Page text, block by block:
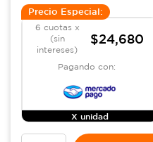
Precio Especial:
6 cuotas x
(sin
intereses)
$24,680
Pagando con:
X unidad